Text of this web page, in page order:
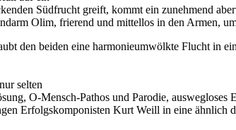
Südfrucht greift, kommt ein zunehmend
Olim, frierend und mittellos in den Armen,
den beiden eine harmonieumwölkte Flucht in
selten
O-Mensch-Pathos und Parodie,
Erfolgskomponisten Kurt Weill in eine ähnlich